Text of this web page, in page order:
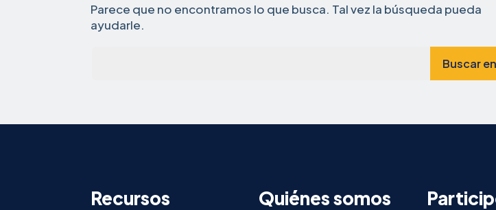
Parece que no encontramos lo que busca. Tal vez la búsqueda pueda
ayudarle.
Recursos Quiénes somos